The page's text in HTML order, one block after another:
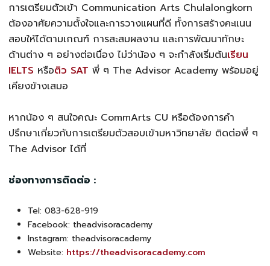
การเตรียมตัวเข้า Communication Arts Chulalongkorn
ต้องอาศัยความตั้งใจและการวางแผนที่ดี ทั้งการสร้างคะแนน
สอบให้ได้ตามเกณฑ์ การสะสมผลงาน และการพัฒนาทักษะ
ด้านต่าง ๆ อย่างต่อเนื่อง ไม่ว่าน้อง ๆ จะกำลังเริ่มต้นเรียน
IELTS หรือติว SAT พี่ ๆ The Advisor Academy พร้อมอยู่
เคียงข้างเสมอ
หากน้อง ๆ สนใจคณะ CommArts CU หรือต้องการคำ
ปรึกษาเกี่ยวกับการเตรียมตัวสอบเข้ามหาวิทยาลัย ติดต่อพี่ ๆ
The Advisor ได้ที่
ช่องทางการติดต่อ :
Tel: 083-628-919
Facebook: theadvisoracademy
Instagram: theadvisoracademy
Website: https://theadvisoracademy.com